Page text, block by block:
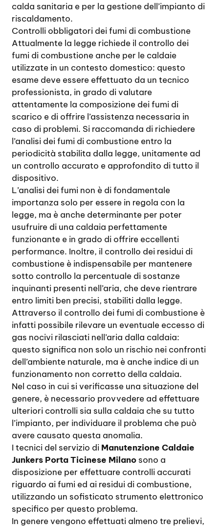
calda sanitaria e per la gestione dell’impianto di
riscaldamento.
Controlli obbligatori dei fumi di combustione
Attualmente la legge richiede il controllo dei
fumi di combustione anche per le caldaie
utilizzate in un contesto domestico: questo
esame deve essere effettuato da un tecnico
professionista, in grado di valutare
attentamente la composizione dei fumi di
scarico e di offrire l’assistenza necessaria in
caso di problemi. Si raccomanda di richiedere
l’analisi dei fumi di combustione entro la
periodicità stabilita dalla legge, unitamente ad
un controllo accurato e approfondito di tutto il
dispositivo.
L’analisi dei fumi non è di fondamentale
importanza solo per essere in regola con la
legge, ma è anche determinante per poter
usufruire di una caldaia perfettamente
funzionante e in grado di offrire eccellenti
performance. Inoltre, il controllo dei residui di
combustione è indispensabile per mantenere
sotto controllo la percentuale di sostanze
inquinanti presenti nell’aria, che deve rientrare
entro limiti ben precisi, stabiliti dalla legge.
Attraverso il controllo dei fumi di combustione è
infatti possibile rilevare un eventuale eccesso di
gas nocivi rilasciati nell’aria dalla caldaia:
questo significa non solo un rischio nei confronti
dell’ambiente naturale, ma è anche indice di un
funzionamento non corretto della caldaia.
Nel caso in cui si verificasse una situazione del
genere, è necessario provvedere ad effettuare
ulteriori controlli sia sulla caldaia che su tutto
l’impianto, per individuare il problema che può
avere causato questa anomalia.
I tecnici del servizio di Manutenzione Caldaie
Junkers Porta Ticinese Milano sono a
disposizione per effettuare controlli accurati
riguardo ai fumi ed ai residui di combustione,
utilizzando un sofisticato strumento elettronico
specifico per questo problema.
In genere vengono effettuati almeno tre prelievi,